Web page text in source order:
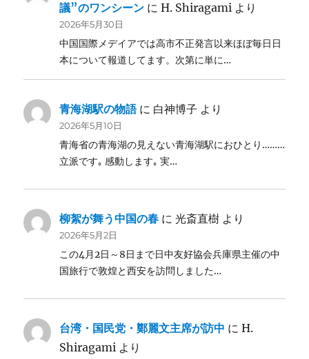
議”のワンシーン にH. Shiragami より
2026年5月30日
中国国際メデイアでは高市不正発言以来ほぼ毎日日
本について報道してます。次第に単に…
青海湖駅の物語に 白神博子 より
2026年5月10日
青海省の青海湖の見えない青海湖駅におひとり………
立派です｡ 感動します｡ 実…
柳絮が舞う中国の春 に光斎直樹 より
2026年5月2日
この4月2日～8日まで日中友好協会兵庫県主催の中
国旅行で敦煌と西安を訪問しました…
台湾・国民党・鄭麗文主席が訪中 にH.
Shiragami より